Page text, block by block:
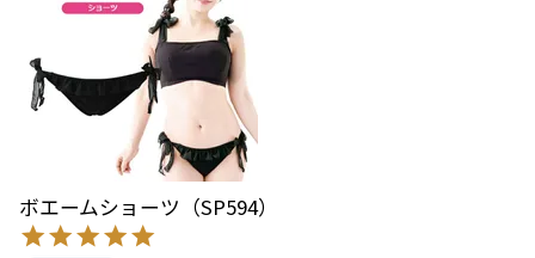
ボエームショーツ（SP594）